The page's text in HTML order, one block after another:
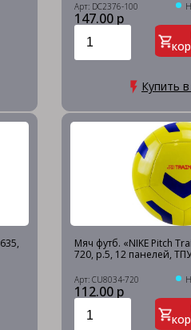
Арт: DC2376-100
147.00 р
Купить
Мяч футб. «NIKE Pitch
720, р.5, 12 панелей,
Арт: CU8034-720
112.00 р